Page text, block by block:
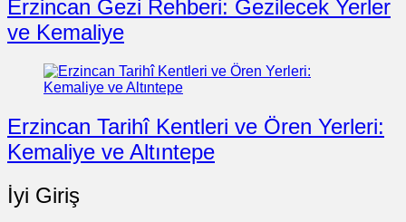
Erzincan Gezi Rehberi: Gezilecek Yerler
ve Kemaliye
Erzincan Tarihî Kentleri ve Ören Yerleri:
Kemaliye ve Altıntepe
İyi Giriş